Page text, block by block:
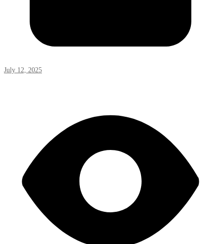
July 12, 2025